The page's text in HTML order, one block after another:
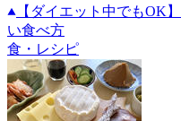
【ダイエット中でもOK
い食べ方
食・レシピ